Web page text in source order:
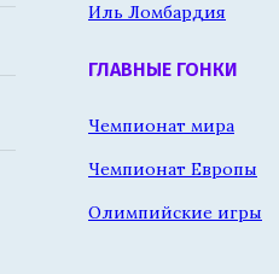
Иль Ломбардия
ГЛАВНЫЕ ГОНКИ
Чемпионат мира
Чемпионат Европы
Олимпийские игры